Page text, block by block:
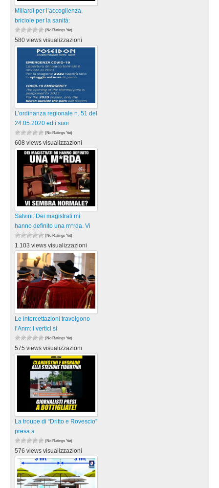
Miliardi per l’accoglienza,
briciole per la sanità:
(No Ratings Yet)
580 views visualizzazioni
L’ordinanza regionale n. 51 del
24.05.2020 ed i suoi
(No Ratings Yet)
608 views visualizzazioni
Salvini: Dei magistrati mi
hanno definito una m*rda. Vi
(No Ratings Yet)
1.103 views visualizzazioni
Le intercettazioni travolgono
l’Anm: I vertici si
(No Ratings Yet)
575 views visualizzazioni
La troupe di “Dritto e Rovescio”
presa a
(No Ratings Yet)
576 views visualizzazioni